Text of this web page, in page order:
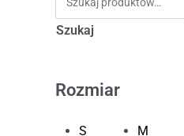
Szukaj
Rozmiar
S
M